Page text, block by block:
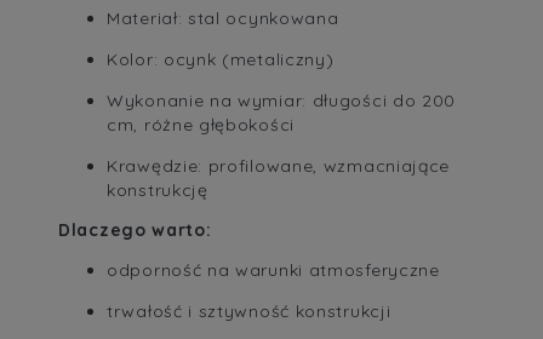
Materiał: stal ocynkowana
Kolor: ocynk (metaliczny)
Wykonanie na wymiar: długości do 200
cm, różne głębokości
Krawędzie: profilowane, wzmacniające
konstrukcję
Dlaczego warto:
odporność na warunki atmosferyczne
trwałość i sztywność konstrukcji